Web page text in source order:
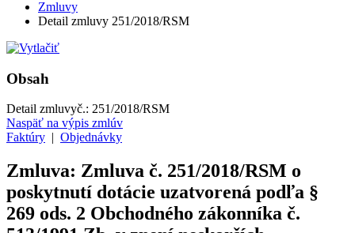
Zmluvy
Detail zmluvy 251/2018/RSM
Obsah
Detail zmluvyč.: 251/2018/RSM
Naspäť na výpis zmlúv
Faktúry | Objednávky
Zmluva: Zmluva č. 251/2018/RSM o
poskytnutí dotácie uzatvorená podľa §
269 ods. 2 Obchodného zákonníka č.